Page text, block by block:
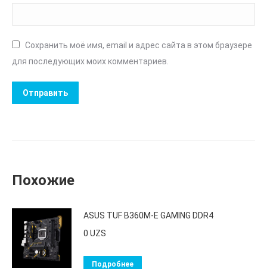
Сохранить моё имя, email и адрес сайта в этом браузере
для последующих моих комментариев.
Похожие
ASUS TUF B360M-E GAMING DDR4
0 UZS
Подробнее